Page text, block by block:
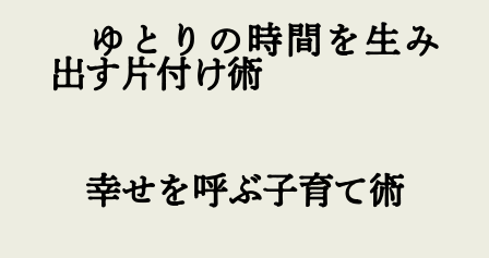
ゆとりの時間を生み
出す片付け術
幸せを呼ぶ子育て術